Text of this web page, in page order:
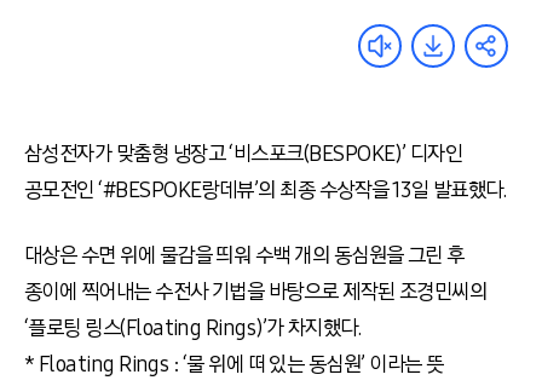
삼성전자가 맞춤형 냉장고 ‘비스포크(BESPOKE)’ 디자인
공모전인 ‘#BESPOKE랑데뷰’의 최종 수상작을 13일 발표했다.
대상은 수면 위에 물감을 띄워 수백 개의 동심원을 그린 후
종이에 찍어내는 수전사 기법을 바탕으로 제작된 조경민씨의
‘플로팅 링스(Floating Rings)’가 차지했다.
* Floating Rings : ‘물 위에 떠 있는 동심원’ 이라는 뜻